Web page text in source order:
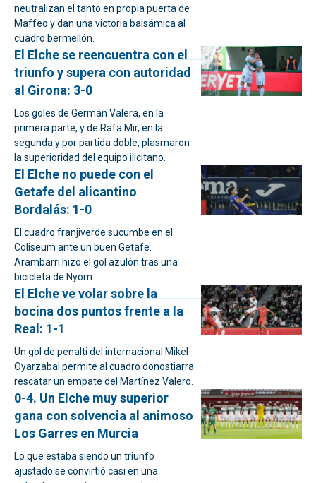
neutralizan el tanto en propia puerta de
Maffeo y dan una victoria balsámica al
cuadro bermellón.
El Elche se reencuentra con el
triunfo y supera con autoridad
al Girona: 3-0
Los goles de Germán Valera, en la
primera parte, y de Rafa Mir, en la
segunda y por partida doble, plasmaron
la superioridad del equipo ilicitano.
El Elche no puede con el
Getafe del alicantino
Bordalás: 1-0
El cuadro franjiverde sucumbe en el
Coliseum ante un buen Getafe.
Arambarri hizo el gol azulón tras una
bicicleta de Nyom.
El Elche ve volar sobre la
bocina dos puntos frente a la
Real: 1-1
Un gol de penalti del internacional Mikel
Oyarzabal permite al cuadro donostiarra
rescatar un empate del Martínez Valero.
0-4. Un Elche muy superior
gana con solvencia al animoso
Los Garres en Murcia
Lo que estaba siendo un triunfo
ajustado se convirtió casi en una